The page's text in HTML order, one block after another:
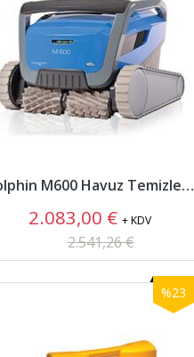
Dolphin M600 Havuz Temizleme Robotu
2.083,00 €+ KDV
2.541,26 €
%23